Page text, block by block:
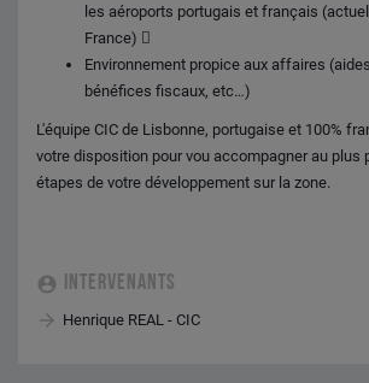
les aéroports portugais et français
France) 
Environnement propice aux affaires
bénéfices fiscaux, etc…)
L'équipe CIC de Lisbonne, portugaise et 100%
votre disposition pour vou accompagner au plus
étapes de votre développement sur la zone.
INTERVENANTS
Henrique REAL - CIC